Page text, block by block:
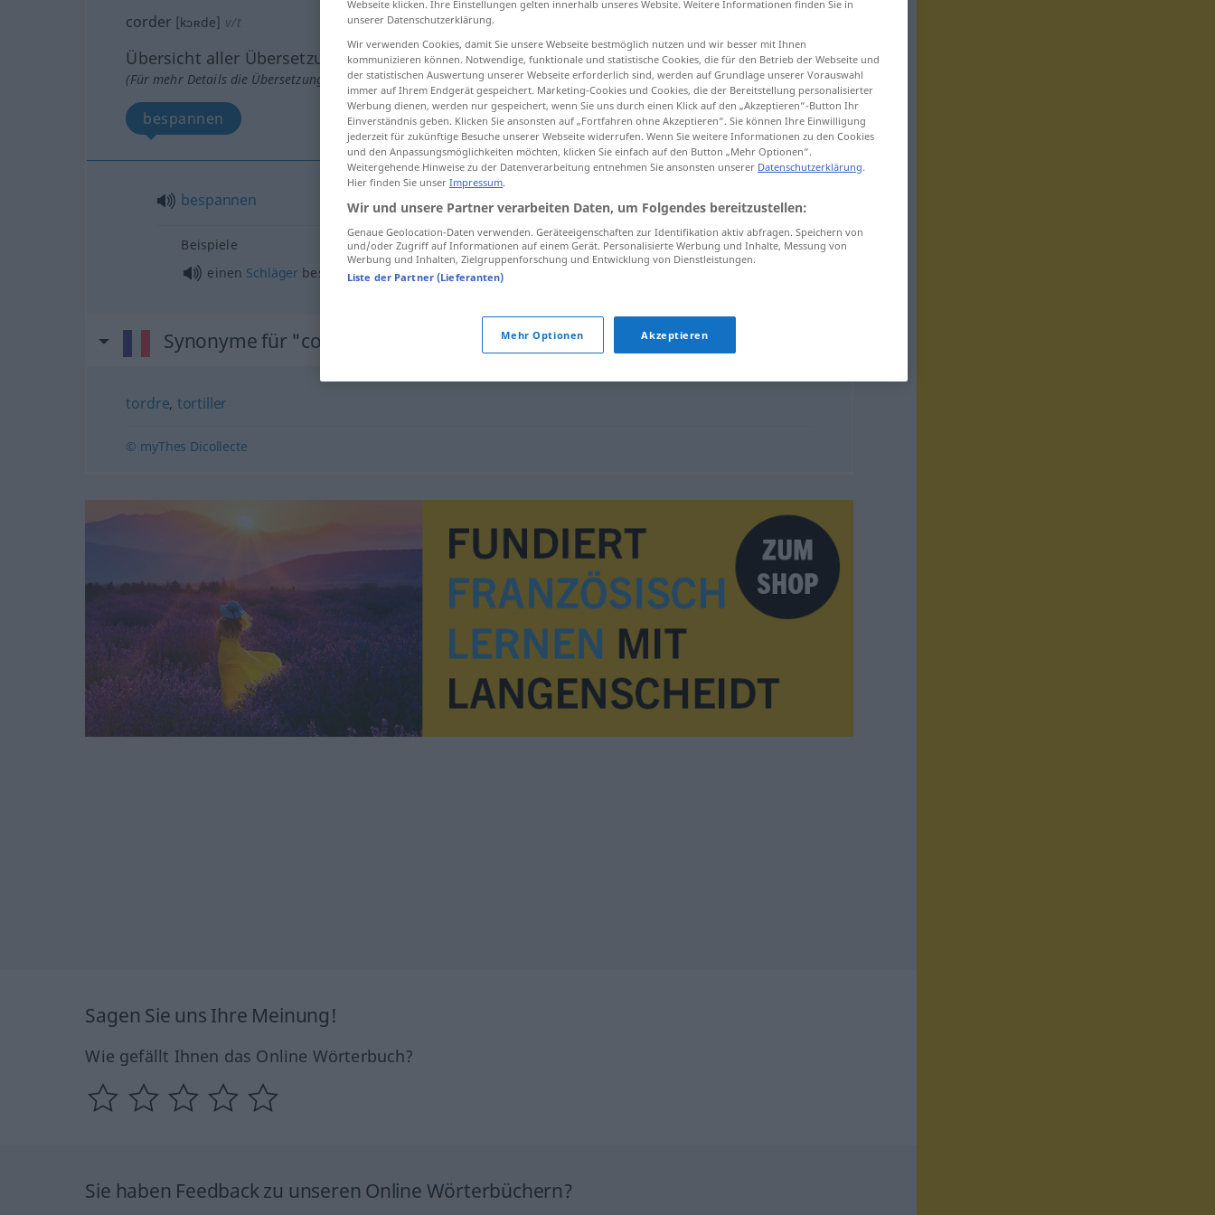
corder [kɔʀde] v/t
Übersicht aller Übersetzungen
(Für mehr Details die Übersetzung anklicken/antippen)
bespannen
bespannen corder raquette
Beispiele
einen Schläger bespannen
Synonyme für "corder"
tordre, tortiller
© myThes Dicollecte
Sagen Sie uns Ihre Meinung!
Wie gefällt Ihnen das Online Wörterbuch?
Sie haben Feedback zu unseren Online Wörterbüchern?
Webseite klicken. Ihre Einstellungen gelten innerhalb unseres Website. Weitere Informationen finden Sie in
unserer Datenschutzerklärung.
Wir verwenden Cookies, damit Sie unsere Webseite bestmöglich nutzen und wir besser mit Ihnen
kommunizieren können. Notwendige, funktionale und statistische Cookies, die für den Betrieb der Webseite und
der statistischen Auswertung unserer Webseite erforderlich sind, werden auf Grundlage unserer Vorauswahl
immer auf Ihrem Endgerät gespeichert. Marketing-Cookies und Cookies, die der Bereitstellung personalisierter
Werbung dienen, werden nur gespeichert, wenn Sie uns durch einen Klick auf den „Akzeptieren“-Button Ihr
Einverständnis geben. Klicken Sie ansonsten auf „Fortfahren ohne Akzeptieren“. Sie können Ihre Einwilligung
jederzeit für zukünftige Besuche unserer Webseite widerrufen. Wenn Sie weitere Informationen zu den Cookies
und den Anpassungsmöglichkeiten möchten, klicken Sie einfach auf den Button „Mehr Optionen“.
Weitergehende Hinweise zu der Datenverarbeitung entnehmen Sie ansonsten unserer Datenschutzerklärung.
Hier finden Sie unser Impressum.
Wir und unsere Partner verarbeiten Daten, um Folgendes bereitzustellen:
Genaue Geolocation-Daten verwenden. Geräteeigenschaften zur Identifikation aktiv abfragen. Speichern von
und/oder Zugriff auf Informationen auf einem Gerät. Personalisierte Werbung und Inhalte, Messung von
Werbung und Inhalten, Zielgruppenforschung und Entwicklung von Dienstleistungen.
Liste der Partner (Lieferanten)
Mehr Optionen Akzeptieren